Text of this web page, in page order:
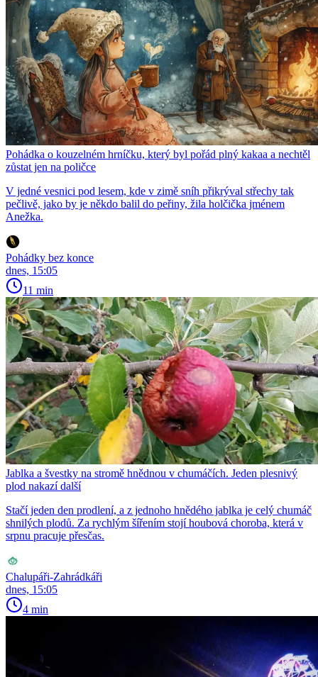
Pohádka o kouzelném hrníčku, který byl pořád plný kakaa a nechtěl
zůstat jen na poličce
V jedné vesnici pod lesem, kde v zimě sníh přikrýval střechy tak
pečlivě, jako by je někdo balil do peřiny, žila holčička jménem
Anežka.
Pohádky bez konce
dnes, 15:05
11 min
Jablka a švestky na stromě hnědnou v chumáčích. Jeden plesnivý
plod nakazí další
Stačí jeden den prodlení, a z jednoho hnědého jablka je celý chumáč
shnilých plodů. Za rychlým šířením stojí houbová choroba, která v
srpnu pracuje přesčas.
Chalupáři-Zahrádkáři
dnes, 15:05
4 min